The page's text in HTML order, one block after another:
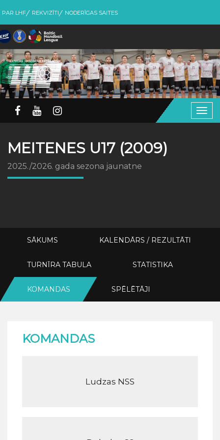
PAR LHF REKVIZĪTI NODERĪGAS SAITES
MEITENES U17 (2009)
2025./2026. gada sezona jaunatne
SĀKUMS KALENDĀRS / REZULTĀTI
TURNĪRA TABULA STATISTIKA
KOMANDAS SPĒLĒTĀJI
KOMANDAS
Ludzas NSS